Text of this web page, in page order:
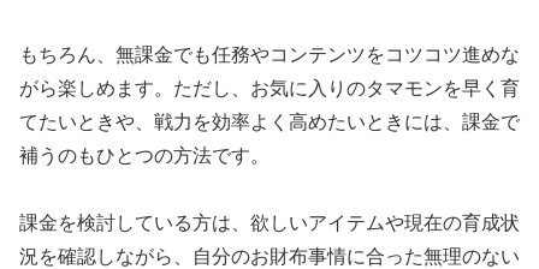
もちろん、無課金でも任務やコンテンツをコツコツ進めな
がら楽しめます。ただし、お気に入りのタマモンを早く育
てたいときや、戦力を効率よく高めたいときには、課金で
補うのもひとつの方法です。
課金を検討している方は、欲しいアイテムや現在の育成状
況を確認しながら、自分のお財布事情に合った無理のない